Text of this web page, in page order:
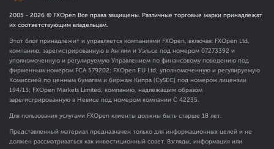
2005 - 2026 © FXOpen Все права защищены. Различные торговые марки принадлежат
их соответствующим владельцам.
Этот блог принадлежит и управляется компаниями FXOpen, включая: FXOpen Ltd,
компанию, зарегистрированную в Англии и Уэльсе под номером 07273392 и
уполномоченную и регулируемую Управлением по финансовому поведению под
фирменным номером FCA 579202; FXOpen EU Ltd, уполномоченную и регулируемую
Комиссией по ценным бумагам и биржам Кипра (CySEC) под номером лицензии
194/13; FXOpen Markets Limited, компанию, надлежащим образом
зарегистрированную в Невисе под номером компании C 42235.
Для пользования услугами FXOpen клиенты должны быть старше 18 лет.
Представленный материал предназначен только для информационных целей и не
должен рассматриваться как инвестиционный совет. Взгляды, информация или